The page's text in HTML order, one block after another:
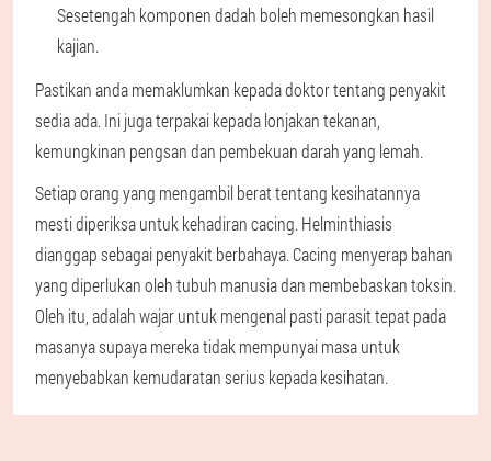
Sesetengah komponen dadah boleh memesongkan hasil
kajian.
Pastikan anda memaklumkan kepada doktor tentang penyakit
sedia ada. Ini juga terpakai kepada lonjakan tekanan,
kemungkinan pengsan dan pembekuan darah yang lemah.
Setiap orang yang mengambil berat tentang kesihatannya
mesti diperiksa untuk kehadiran cacing. Helminthiasis
dianggap sebagai penyakit berbahaya. Cacing menyerap bahan
yang diperlukan oleh tubuh manusia dan membebaskan toksin.
Oleh itu, adalah wajar untuk mengenal pasti parasit tepat pada
masanya supaya mereka tidak mempunyai masa untuk
menyebabkan kemudaratan serius kepada kesihatan.